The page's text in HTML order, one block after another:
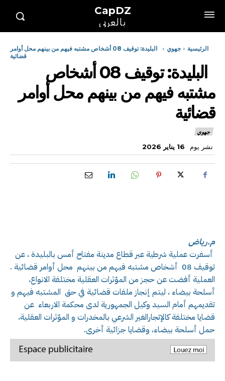
CapDZ
بالعربي
الرئيسية جهوي
البليدة: توقيف 08 أشخاص مشتبه فيهم من بينهم محل أوامر
قضائية
البليدة: توقيف 08 أشخاص
مشتبه فيهم من بينهم محل أوامر
قضائية
جهوي
نشر يوم 16 يناير 2026
م.رياض
أسفرت عملية شرطية عبر قطاع مدينة مفتاح أمس بالبليدة ، عن
توقيف 08 أشخاص مشتبه فيهم من بينهم محل أوامر قضائية .
العملية أفضت عن حجز من المؤثرات العقلية مختلفة الانواع،
أسلحة بيضاء ، ليتم إنجاز ملفات قضائية في حق المشتبه فيهم و
تقديمهم أمام السيد وكيل الجمهورية لدى محكمة الاربعاء عن
قضايا مختلفة كالإتجارالغير الشرعي بالمخدرات و المؤثرات العقلية،
حمل أسلحة بيضاء، وقضايا جزائية أخرى.